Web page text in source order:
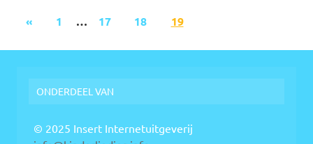
« 1 … 17 18 19
ONDERDEEL VAN
© 2025 Insert Internetuitgeverij